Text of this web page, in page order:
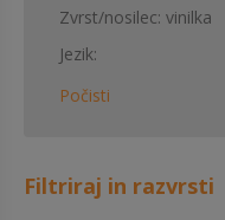
Zvrst/nosilec vinilka
Jezik
Počisti
Filtriraj in razvrsti